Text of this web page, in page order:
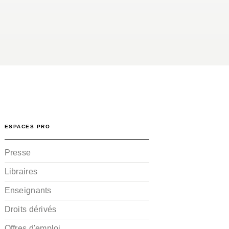
ESPACES PRO
Presse
Libraires
Enseignants
Droits dérivés